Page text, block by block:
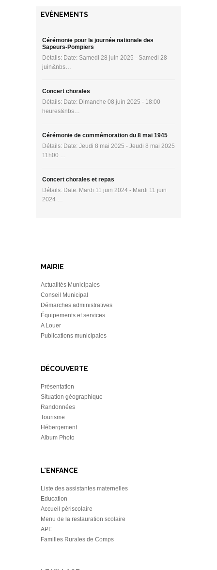
EVÈNEMENTS
Cérémonie pour la journée nationale des
Sapeurs-Pompiers
Détails: Date: Samedi 28 juin 2025 - Samedi 28
juin&nbs…
Concert chorales
Détails: Date: Dimanche 08 juin 2025 - 18:00
heures&nbs…
Cérémonie de commémoration du 8 mai 1945
Détails: Date: Jeudi 8 mai 2025 - Jeudi 8 mai 2025
11h00 …
Concert chorales et repas
Détails: Date: Mardi 11 juin 2024 - Mardi 11 juin
2024 …
MAIRIE
Actualités Municipales
Conseil Municipal
Démarches administratives
Équipements et services
A Louer
Publications municipales
DÉCOUVERTE
Présentation
Situation géographique
Randonnées
Tourisme
Hébergement
Album Photo
L'ENFANCE
Liste des assistantes maternelles
Education
Accueil périscolaire
Menu de la restauration scolaire
APE
Familles Rurales de Comps